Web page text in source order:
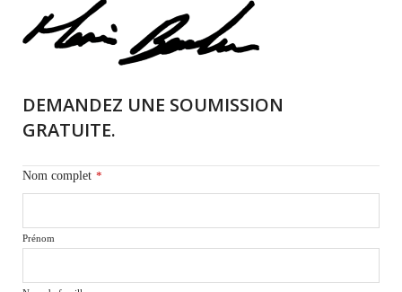
DEMANDEZ UNE SOUMISSION
GRATUITE.
Nom complet *
Prénom